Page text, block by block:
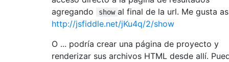
agregando
show al final de la url. Me gusta
http://jsfiddle.net/jKu4q/2/show
O ... podría crear una página de proyecto y
renderizar sus archivos HTML desde allí.